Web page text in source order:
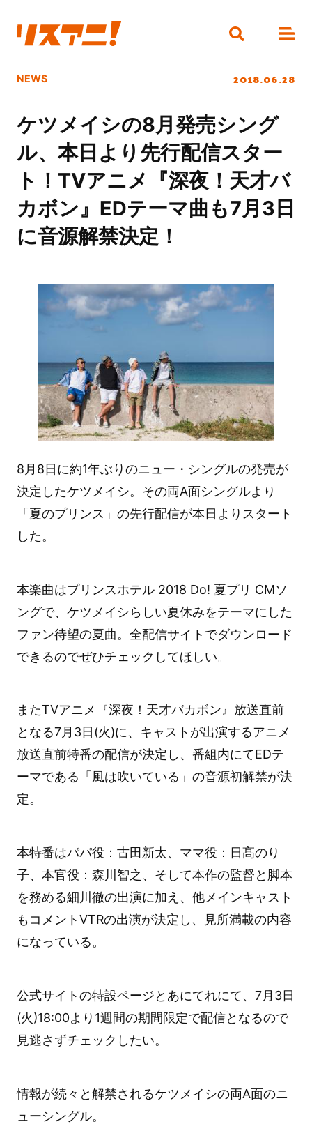
NEWS 2018.06.28
ケツメイシの8月発売シング
ル、本日より先行配信スター
ト！TVアニメ『深夜！天才バ
カボン』EDテーマ曲も7月3日
に音源解禁決定！
8月8日に約1年ぶりのニュー・シングルの発売が
決定したケツメイシ。その両A面シングルより
「夏のプリンス」の先行配信が本日よりスタート
した。
本楽曲はプリンスホテル 2018 Do! 夏プリ CMソ
ングで、ケツメイシらしい夏休みをテーマにした
ファン待望の夏曲。全配信サイトでダウンロード
できるのでぜひチェックしてほしい。
またTVアニメ『深夜！天才バカボン』放送直前
となる7月3日(火)に、キャストが出演するアニメ
放送直前特番の配信が決定し、番組内にてEDテ
ーマである「風は吹いている」の音源初解禁が決
定。
本特番はパパ役：古田新太、ママ役：日髙のり
子、本官役：森川智之、そして本作の監督と脚本
を務める細川徹の出演に加え、他メインキャスト
もコメントVTRの出演が決定し、見所満載の内容
になっている。
公式サイトの特設ページとあにてれにて、7月3日
(火)18:00より1週間の期間限定で配信となるので
見逃さずチェックしたい。
情報が続々と解禁されるケツメイシの両A面のニ
ューシングル。